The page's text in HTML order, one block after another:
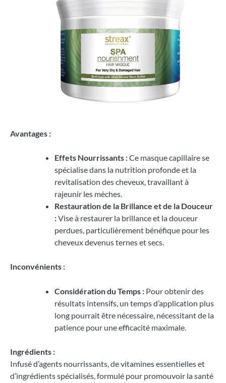
Avantages :
Effets Nourrissants :Ce masque capillaire se
spécialise dans la nutrition profonde et la
revitalisation des cheveux, travaillant à
rajeunir les mèches.
Restauration de la Brillance et de la Douceur
:Vise à restaurer la brillance et la douceur
perdues, particulièrement bénéfique pour les
cheveux devenus ternes et secs.
Inconvénients :
Considération du Temps : Pour obtenir des
résultats intensifs, un temps d’application plus
long pourrait être nécessaire, nécessitant de la
patience pour une efficacité maximale.
Ingrédients :
Infusé d’agents nourrissants, de vitamines essentielles et
d’ingrédients spécialisés, formulé pour promouvoir la santé